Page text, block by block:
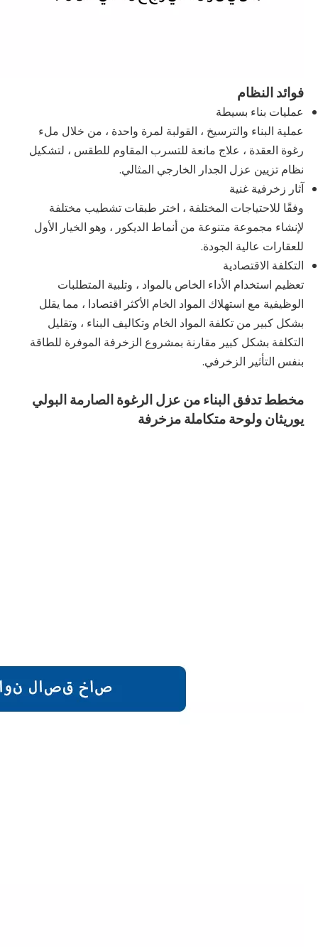
فوائد النظام
عمليات بناء بسيطة
عملية البناء والترسيخ ، القولبة لمرة واحدة ، من خلال ملء
رغوة العقدة ، علاج مانعة للتسرب المقاوم للطقس ، لتشكيل
نظام تزيين عزل الجدار الخارجي المثالي.
آثار زخرفية غنية
وفقًا للاحتياجات المختلفة ، اختر طبقات تشطيب مختلفة
لإنشاء مجموعة متنوعة من أنماط الديكور ، وهو الخيار الأول
للعقارات عالية الجودة.
التكلفة الاقتصادية
تعظيم استخدام الأداء الخاص بالمواد ، وتلبية المتطلبات
الوظيفية مع استهلاك المواد الخام الأكثر اقتصادا ، مما يقلل
بشكل كبير من تكلفة المواد الخام وتكاليف البناء ، وتقليل
التكلفة بشكل كبير مقارنة بمشروع الزخرفة الموفرة للطاقة
بنفس التأثير الزخرفي.
مخطط تدفق البناء من عزل الرغوة الصارمة البولي
يوريثان ولوحة متكاملة مزخرفة